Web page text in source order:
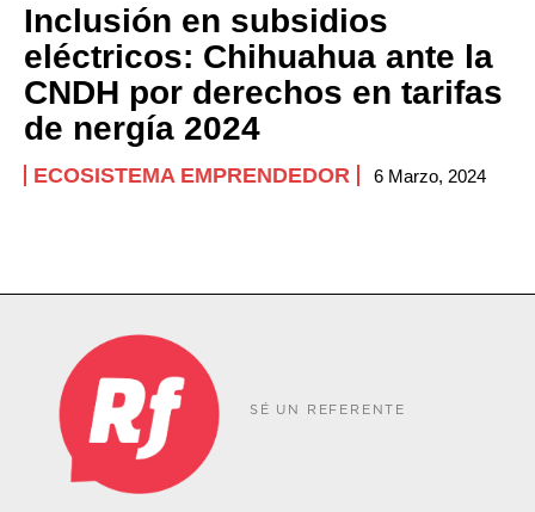
Inclusión en subsidios
eléctricos: Chihuahua ante la
CNDH por derechos en tarifas
de nergía 2024
ECOSISTEMA EMPRENDEDOR 6 Marzo, 2024
SÉ UN REFERENTE